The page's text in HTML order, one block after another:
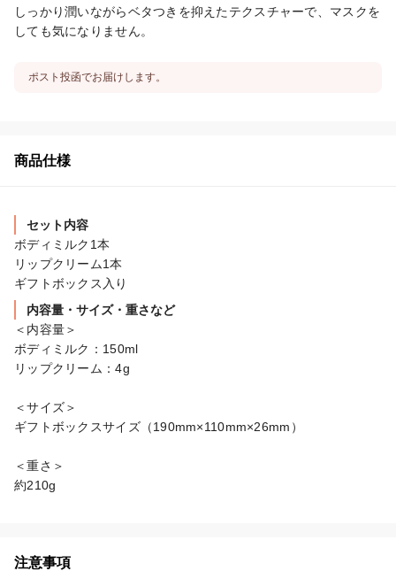
しっかり潤いながらベタつきを抑えたテクスチャーで、マスクを
しても気になりません。
ポスト投函でお届けします。
商品仕様
セット内容
ボディミルク1本
リップクリーム1本
ギフトボックス入り
内容量・サイズ・重さなど
＜内容量＞
ボディミルク：150ml
リップクリーム：4g
＜サイズ＞
ギフトボックスサイズ（190mm×110mm×26mm）
＜重さ＞
約210g
注意事項